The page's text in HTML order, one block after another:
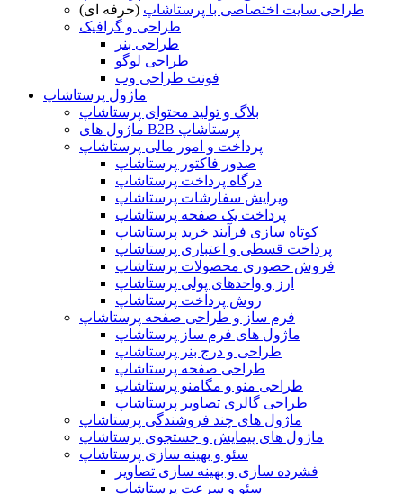
طراحی سایت اختصاصی با پرستاشاپ (حرفه ای)
طراحی و گرافیک
طراحی بنر
طراحی لوگو
فونت طراحی وب
ماژول پرستاشاپ
بلاگ و تولید محتوای پرستاشاپ
ماژول های B2B پرستاشاپ
پرداخت و امور مالی پرستاشاپ
صدور فاکتور پرستاشاپ
درگاه پرداخت پرستاشاپ
ویرایش سفارشات پرستاشاپ
پرداخت یک صفحه پرستاشاپ
کوتاه سازی فرآیند خرید پرستاشاپ
پرداخت قسطی و اعتباری پرستاشاپ
فروش حضوری محصولات پرستاشاپ
ارز و واحدهای پولی پرستاشاپ
روش پرداخت پرستاشاپ
فرم ساز و طراحی صفحه پرستاشاپ
ماژول های فرم ساز پرستاشاپ
طراحی و درج بنر پرستاشاپ
طراحی صفحه پرستاشاپ
طراحی منو و مگامنو پرستاشاپ
طراحی گالری تصاویر پرستاشاپ
ماژول های چند فروشندگی پرستاشاپ
ماژول های پیمایش و جستجوی پرستاشاپ
سئو و بهینه سازی پرستاشاپ
فشرده سازی و بهینه سازی تصاویر
سئو و سرعت پرستاشاپ